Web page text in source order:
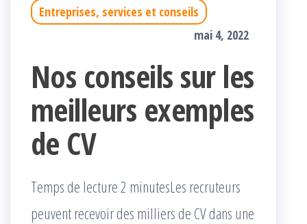
Entreprises, services et conseils
mai 4, 2022
Nos conseils sur les
meilleurs exemples
de CV
Temps de lecture 2 minutesLes recruteurs
peuvent recevoir des milliers de CV dans une